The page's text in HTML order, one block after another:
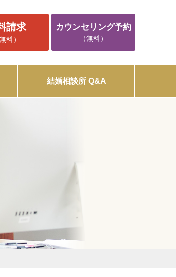
請求
無料）
カウンセリング予約
（無料）
結婚相談所 Q&A